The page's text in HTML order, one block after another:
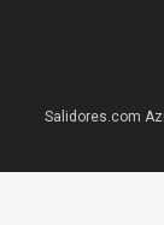
Salidores.com